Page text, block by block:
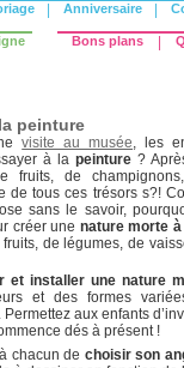
Anniversaire
Bons plans
peinture
visite au musée, les
à la peinture?
fruits, de
de tous ces trésors s?!
sans le savoir,
créer une nature morte
de légumes, de
et installer une nature
et des formes
Permettez aux enfants
dés à présent !
chacun de choisir son